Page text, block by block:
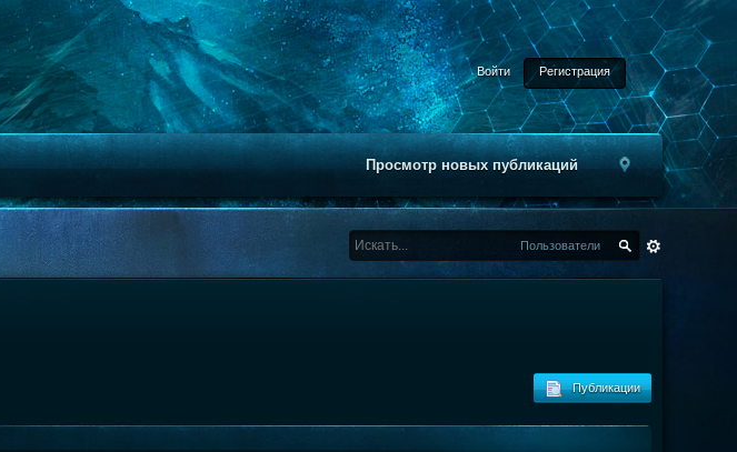
Войти Регистрация
Просмотр новых публикаций
Пользователи
Публикации